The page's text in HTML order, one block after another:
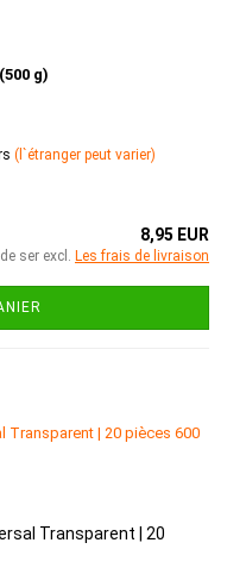
g)
(l`étranger peut varier)
8,95 EUR
ser excl. Les frais de livraison
Transparent | 20